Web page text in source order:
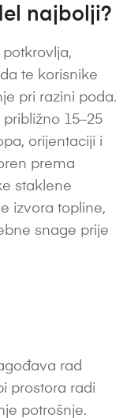
najbolji?
te korisnike
pri razini poda.
15–25
orijentaciji i
prema
staklene
izvora topline,
snage prije
rad
prostora radi
potrošnje.